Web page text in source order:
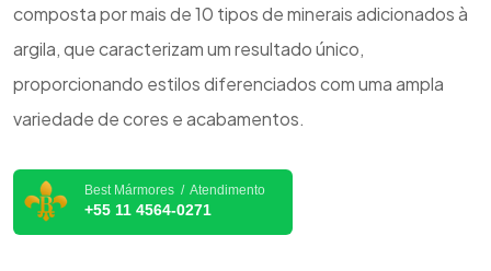
composta por mais de 10 tipos de minerais adicionados à
argila, que caracterizam um resultado único,
proporcionando estilos diferenciados com uma ampla
variedade de cores e acabamentos.
Best Mármores / Atendimento
+55 11 4564-0271